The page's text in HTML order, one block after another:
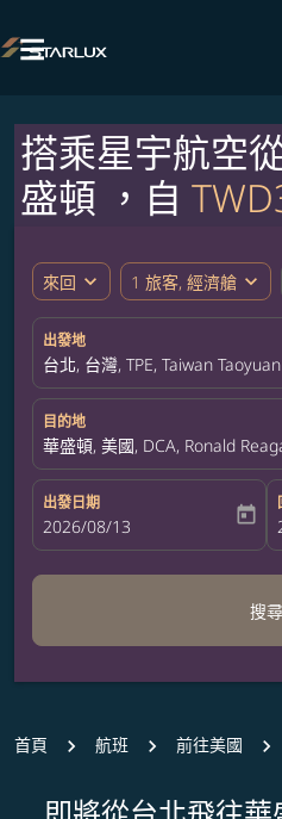

搭乘星宇航空
盛頓 ，自
來回 expand_more 1 旅客, 經濟艙 expand_more
出發地
台北, 台灣, TPE, Taiwan
目的地
華盛頓, 美國, DCA, Ronald
出發日期
fc-booking-departure-date-
2026/08/13 today
搜尋
首頁 航班 前往美國